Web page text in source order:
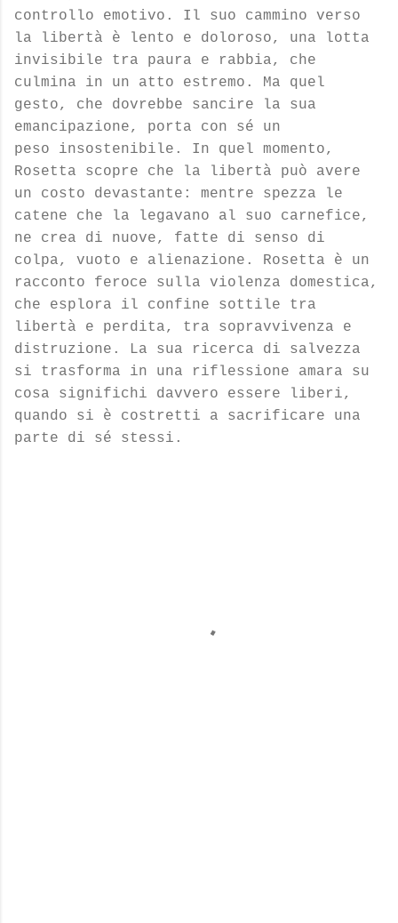
controllo emotivo. Il suo cammino verso
la libertà è lento e doloroso, una lotta
invisibile tra paura e rabbia, che
culmina in un atto estremo. Ma quel
gesto, che dovrebbe sancire la sua
emancipazione, porta con sé un
peso insostenibile. In quel momento,
Rosetta scopre che la libertà può avere
un costo devastante: mentre spezza le
catene che la legavano al suo carnefice,
ne crea di nuove, fatte di senso di
colpa, vuoto e alienazione. Rosetta è un
racconto feroce sulla violenza domestica,
che esplora il confine sottile tra
libertà e perdita, tra sopravvivenza e
distruzione. La sua ricerca di salvezza
si trasforma in una riflessione amara su
cosa significhi davvero essere liberi,
quando si è costretti a sacrificare una
parte di sé stessi.